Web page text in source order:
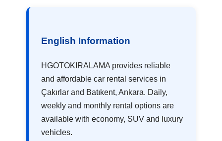
English Information
HGOTOKIRALAMA provides reliable
and affordable car rental services in
Çakırlar and Batıkent, Ankara. Daily,
weekly and monthly rental options are
available with economy, SUV and luxury
vehicles.